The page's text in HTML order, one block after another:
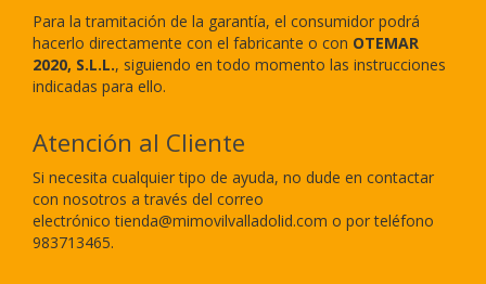
Para la tramitación de la garantía, el consumidor podrá
hacerlo directamente con el fabricante o con OTEMAR
2020, S.L.L., siguiendo en todo momento las instrucciones
indicadas para ello.
Atención al Cliente
Si necesita cualquier tipo de ayuda, no dude en contactar
con nosotros a través del correo
electrónicotienda@mimovilvalladolid.com o por teléfono
983713465.